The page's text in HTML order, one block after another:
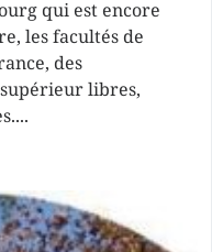
qui est encore
les facultés de
des
libres,